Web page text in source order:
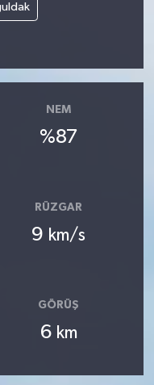
NEM
%87
RÜZGAR
9 km/s
GÖRÜŞ
6 km